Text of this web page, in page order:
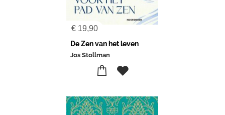
€ 19,90
De Zen van het leven
Jos Stollman